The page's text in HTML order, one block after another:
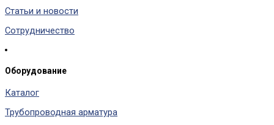
Статьи и новости
Сотрудничество
Оборудование
Каталог
Трубопроводная арматура